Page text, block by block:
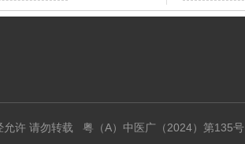
允许 请勿转载 粤（A）中医广（2024）第135号